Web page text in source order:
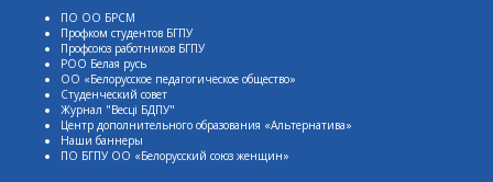
ПО ОО БРСМ
Профком студентов БГПУ
Профсоюз работников БГПУ
РОО Белая русь
ОО «Белорусское педагогическое общество»
Студенческий совет
Журнал "Весцi БДПУ"
Центр дополнительного образования «Альтернатива»
Наши баннеры
ПО БГПУ ОО «Белорусский союз женщин»